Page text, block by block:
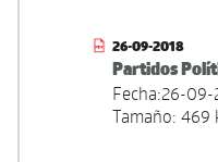
26-09-2018
Partidos
Fecha:26-09-
Tamaño: 469